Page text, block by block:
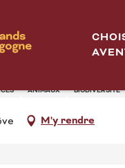
ANIMAUX BIODIVERSITÉ
M'y rendre